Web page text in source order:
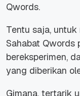
Qwords.
Tentu saja,
Sahabat Qwords
bereksperimen,
yang diberikan
Gimana, tertarik